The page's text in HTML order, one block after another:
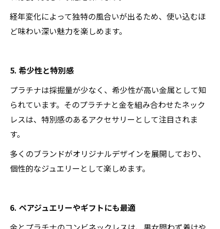
経年変化によって独特の風合いが出るため、使い込むほ
ど味わい深い魅力を楽しめます。
5. 希少性と特別感
プラチナは採掘量が少なく、希少性が高い金属として知
られています。そのプラチナと金を組み合わせたネック
レスは、特別感のあるアクセサリーとして注目されま
す。
多くのブランドがオリジナルデザインを展開しており、
個性的なジュエリーとして楽しめます。
6. ペアジュエリーやギフトにも最適